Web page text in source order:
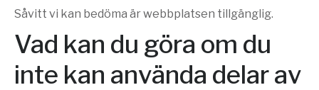
Såvitt vi kan bedöma är webbplatsen tillgänglig.
Vad kan du göra om du
inte kan använda delar av